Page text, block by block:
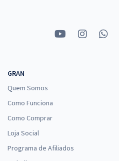
GRAN
Quem Somos
Como Funciona
Como Comprar
Loja Social
Programa de Afiliados